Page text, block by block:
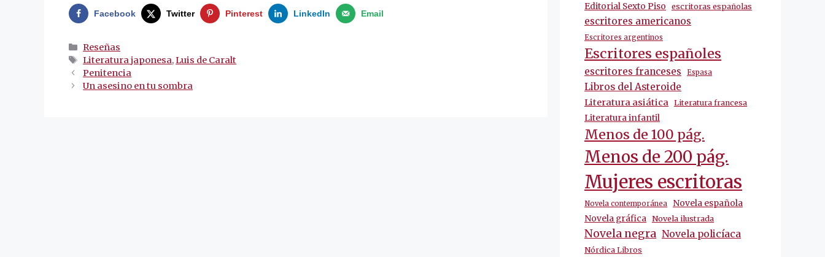
Facebook Twitter Pinterest LinkedIn Email
Categorías
Reseñas
Etiquetas
Literatura japonesa,Luis de Caralt
Navegación
de
Penitencia
Un asesino en tu sombra
Editorial Sexto Piso escritoras españolas
escritores americanos
Escritores argentinos
Escritores españoles
escritores franceses Espasa
Libros del Asteroide
Literatura asiática Literatura francesa
Literatura infantil
Menos de 100 pág.
Menos de 200 pág.
Mujeres escritoras
Novela contemporánea
Novela española
Novela gráfica Novela ilustrada
Novela negra Novela policíaca
Nórdica Libros